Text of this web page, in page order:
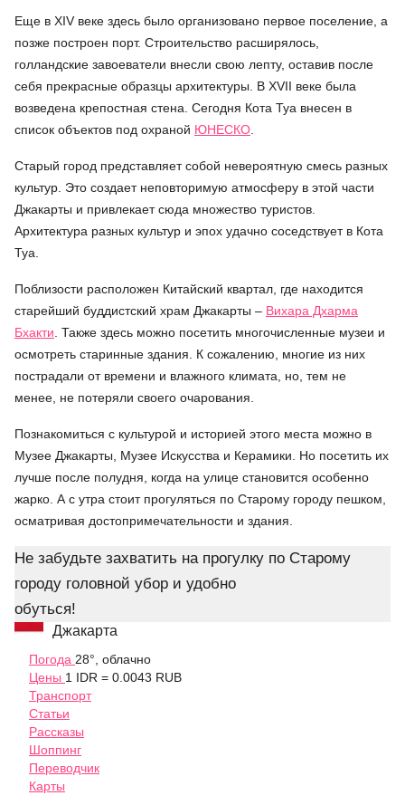
Еще в XIV веке здесь было организовано первое поселение, а
позже построен порт. Строительство расширялось,
голландские завоеватели внесли свою лепту, оставив после
себя прекрасные образцы архитектуры. В XVII веке была
возведена крепостная стена. Сегодня Кота Туа внесен в
список объектов под охраной ЮНЕСКО.
Старый город представляет собой невероятную смесь разных
культур. Это создает неповторимую атмосферу в этой части
Джакарты и привлекает сюда множество туристов.
Архитектура разных культур и эпох удачно соседствует в Кота
Туа.
Поблизости расположен Китайский квартал, где находится
старейший буддистский храм Джакарты – Вихара Дхарма
Бхакти. Также здесь можно посетить многочисленные музеи и
осмотреть старинные здания. К сожалению, многие из них
пострадали от времени и влажного климата, но, тем не
менее, не потеряли своего очарования.
Познакомиться с культурой и историей этого места можно в
Музее Джакарты, Музее Искусства и Керамики. Но посетить их
лучше после полудня, когда на улице становится особенно
жарко. А с утра стоит прогуляться по Старому городу пешком,
осматривая достопримечательности и здания.
Не забудьте захватить на прогулку по Старому
городу головной убор и удобно
обуться!
Джакарта
Погода 28°, облачно
Цены 1 IDR = 0.0043 RUB
Транспорт
Статьи
Рассказы
Шоппинг
Переводчик
Карты